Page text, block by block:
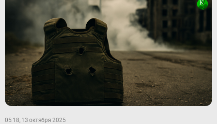
05:18, 13 октября 2025